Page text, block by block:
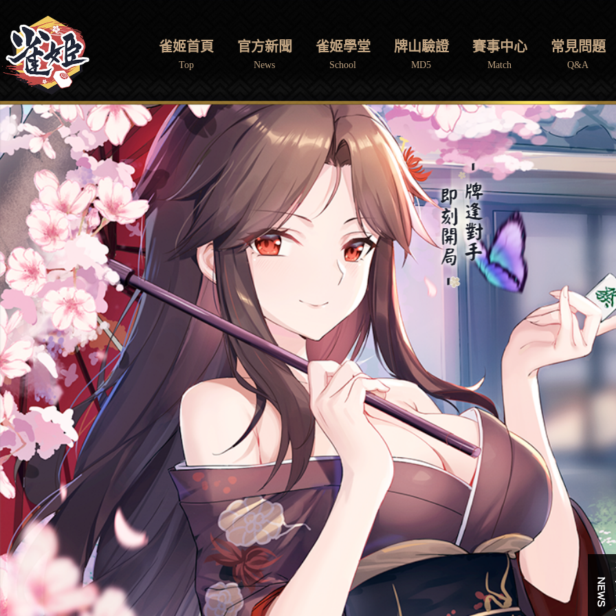
雀姬首頁
Top
官方新聞
News
雀姬學堂
School
牌山驗證
MD5
賽事中心
Match
常見問題
Q&A